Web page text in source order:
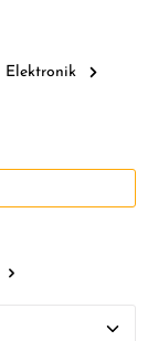
Elektronik